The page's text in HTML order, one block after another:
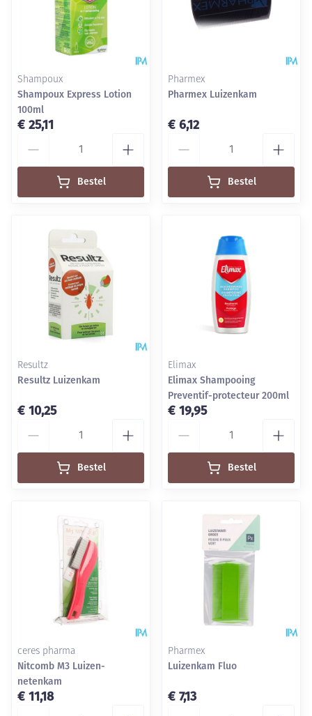
Shampoux
Shampoux Express Lotion
100ml
€ 25,11
Bestel
Pharmex
Pharmex Luizenkam
€ 6,12
Bestel
Resultz
Resultz Luizenkam
€ 10,25
Bestel
Elimax
Elimax Shampooing
Preventif-protecteur 200ml
€ 19,95
Bestel
ceres pharma
Nitcomb M3 Luizen-
netenkam
€ 11,18
Pharmex
Luizenkam Fluo
€ 7,13